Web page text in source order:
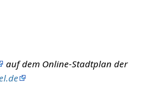
auf dem Online-Stadtplan der